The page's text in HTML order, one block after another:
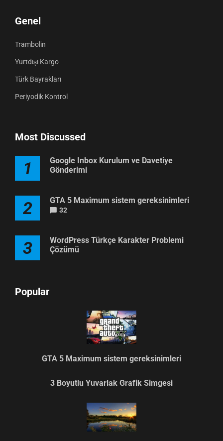
Genel
Trambolin
Yurtdışı Kargo
Türk Bayrakları
Periyodik Kontrol
Most Discussed
1
Google Inbox Kurulum ve Davetiye
Gönderimi
2 GTA 5 Maximum sistem gereksinimleri
32
3
WordPress Türkçe Karakter Problemi
Çözümü
Popular
GTA 5 Maximum sistem gereksinimleri
3 Boyutlu Yuvarlak Grafik Simgesi